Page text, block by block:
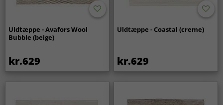
Uldtæppe - Avafors Wool
Bubble (beige)
kr.629
Uldtæppe - Coastal (creme)
kr.629